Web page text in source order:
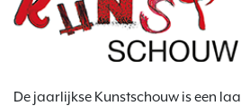
De jaarlijkse Kunstschouw is een